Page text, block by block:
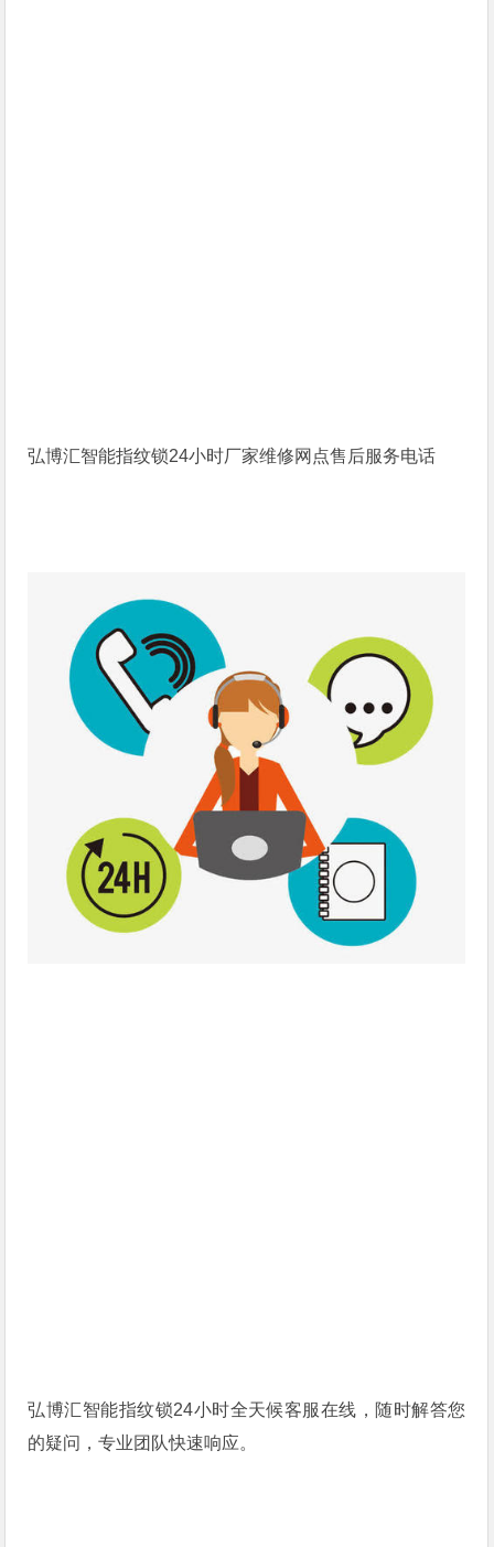
弘博汇智能指纹锁24小时厂家维修网点售后服务电话
弘博汇智能指纹锁24小时全天候客服在线，随时解答您
的疑问，专业团队快速响应。